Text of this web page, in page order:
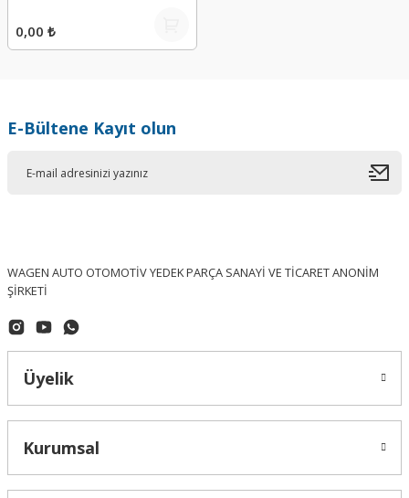
0,00 ₺
E-Bültene Kayıt olun
WAGEN AUTO OTOMOTİV YEDEK PARÇA SANAYİ VE TİCARET ANONİM
ŞİRKETİ
Üyelik
Kurumsal